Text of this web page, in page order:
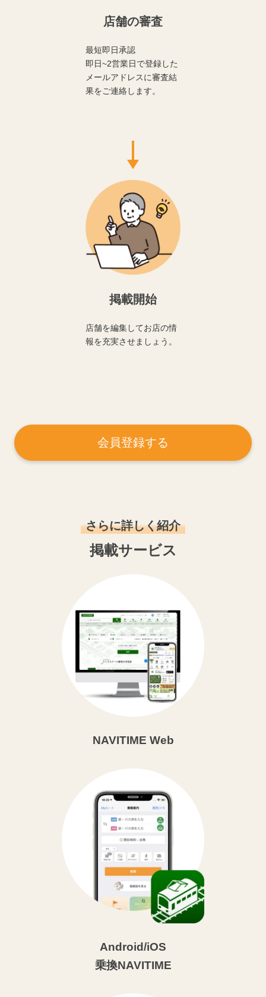
店舗の審査
最短即日承認
即日~2営業日で登録した
メールアドレスに審査結
果をご連絡します。
掲載開始
店舗を編集してお店の情
報を充実させましょう。
会員登録する
さらに詳しく紹介
掲載サービス
NAVITIME Web
Android/iOS
乗換NAVITIME